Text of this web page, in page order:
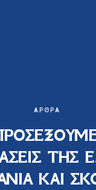
ΆΡΘΡΑ
ΤΗΣ
ΚΑΙ